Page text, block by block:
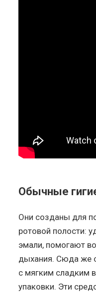
Обычные
Они созданы для
ротовой полости:
эмали, помогают
дыхания. Сюда же
с мягким сладким
упаковки. Эти